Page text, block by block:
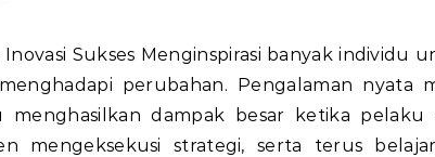
perubahan. Pengalaman nyata
menghasilkan dampak besar ketika
mengeksekusi strategi, serta terus